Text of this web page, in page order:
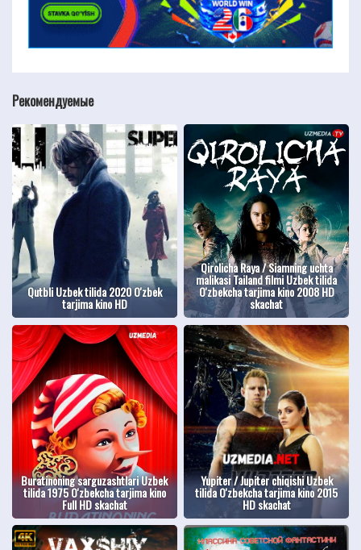
Рекомендуемые
Qutbli Uzbek tilida 2020 O'zbek
tarjima kino HD
Qirolicha Raya / Siamning uchta
malikasi Tailand filmi Uzbek tilida
O'zbekcha tarjima kino 2008 HD
skachat
Buratinoning sarguzashtlari Uzbek
tilida 1975 O'zbekcha tarjima kino
Full HD skachat
Yupiter / Jupiter chiqishi Uzbek
tilida O'zbekcha tarjima kino 2015
HD skachat